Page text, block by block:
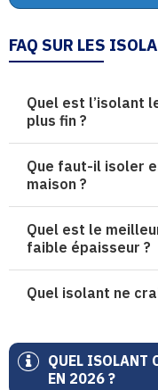
QUEL ISOLANT
EN 2026 ?
FAQ SUR LES
Quel est l’isolant
plus fin ?
Que faut-il isoler
maison ?
Quel est le
faible épaisseur ?
Quel isolant ne